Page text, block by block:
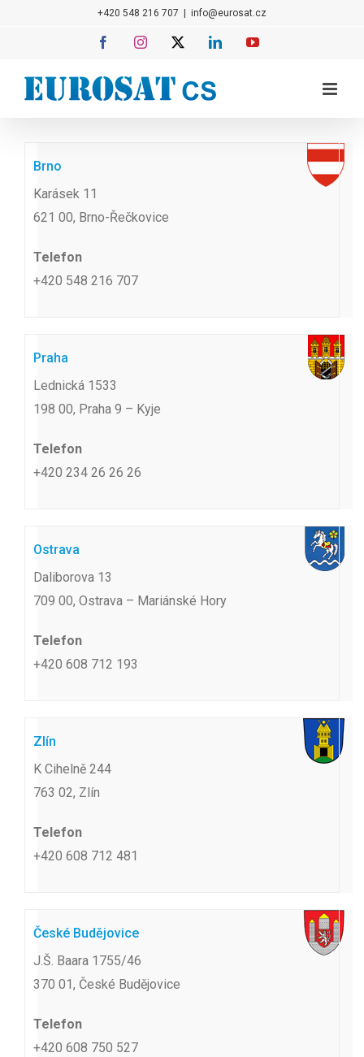
+420 548 216 707 info@eurosat.cz
FacebookInstagram LinkedInYouTube
Brno
Karásek 11
621 00, Brno-Řečkovice
Telefon
+420 548 216 707
Praha
Lednická 1533
198 00, Praha 9 – Kyje
Telefon
+420 234 26 26 26
Ostrava
Daliborova 13
709 00, Ostrava – Mariánské Hory
Telefon
+420 608 712 193
Zlín
K Cihelně 244
763 02, Zlín
Telefon
+420 608 712 481
České Budějovice
J.Š. Baara 1755/46
370 01, České Budějovice
Telefon
+420 608 750 527